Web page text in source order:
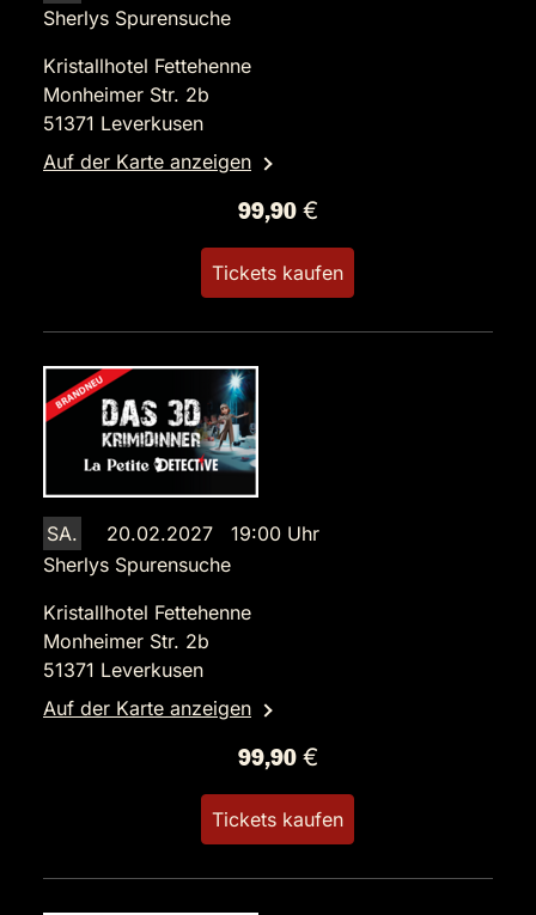
Sherlys Spurensuche
Kristallhotel Fettehenne
Monheimer Str. 2b
51371 Leverkusen
Auf der Karte anzeigen
99,90 €
Tickets kaufen
SA.
20.02.2027 19:00 Uhr
Sherlys Spurensuche
Kristallhotel Fettehenne
Monheimer Str. 2b
51371 Leverkusen
Auf der Karte anzeigen
99,90 €
Tickets kaufen